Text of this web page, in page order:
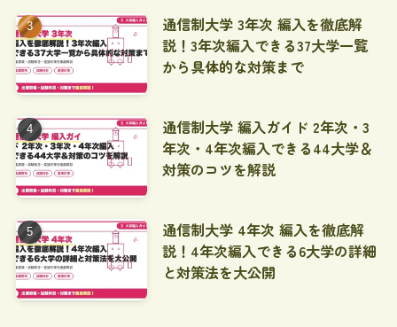
通信制大学 3年次 編入を徹底解
説！3年次編入できる37大学一覧
から具体的な対策まで
通信制大学 編入ガイド 2年次・3
年次・4年次編入できる44大学＆
対策のコツを解説
通信制大学 4年次 編入を徹底解
説！4年次編入できる6大学の詳細
と対策法を大公開